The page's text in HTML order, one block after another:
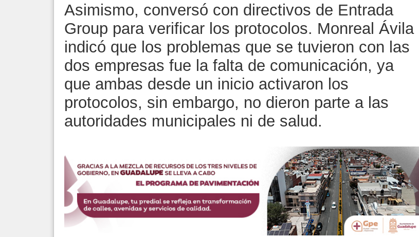
Asimismo, conversó con directivos de Entrada
Group para verificar los protocolos. Monreal Ávila
indicó que los problemas que se tuvieron con las
dos empresas fue la falta de comunicación, ya
que ambas desde un inicio activaron los
protocolos, sin embargo, no dieron parte a las
autoridades municipales ni de salud.